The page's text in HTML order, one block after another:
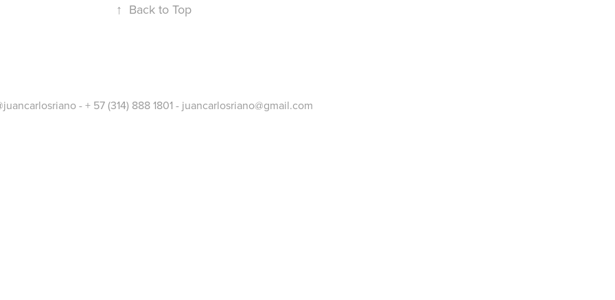
↑ Back to Top
- + 57 (314) 888 1801 - juancarlosriano@gmail.com